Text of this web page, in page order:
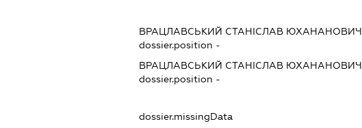
ВРАЦЛАВСЬКИЙ СТАНІСЛАВ ЮХАНАНОВИЧ
dossier.position -
ВРАЦЛАВСЬКИЙ СТАНІСЛАВ ЮХАНАНОВИЧ
dossier.position -
dossier.missingData